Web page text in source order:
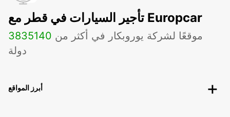
تأجير السيارات في قطر مع Europcar
3835 موقعًا لشركة يوروبكار في أكثر من 140
دولة
أبرز المواقع